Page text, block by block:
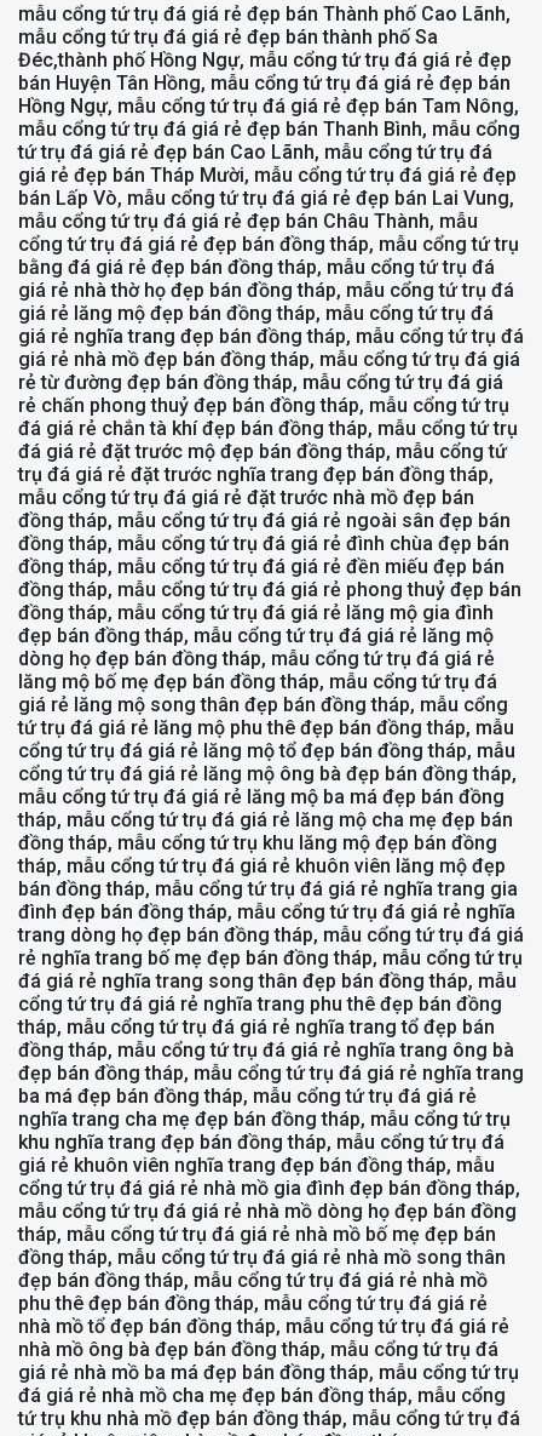
mẫu cổng tứ trụ đá giá rẻ đẹp bán Thành phố Cao Lãnh,
mẫu cổng tứ trụ đá giá rẻ đẹp bán thành phố Sa
Đéc,thành phố Hồng Ngự, mẫu cổng tứ trụ đá giá rẻ đẹp
bán Huyện Tân Hồng, mẫu cổng tứ trụ đá giá rẻ đẹp bán
Hồng Ngự, mẫu cổng tứ trụ đá giá rẻ đẹp bán Tam Nông,
mẫu cổng tứ trụ đá giá rẻ đẹp bán Thanh Bình, mẫu cổng
tứ trụ đá giá rẻ đẹp bán Cao Lãnh, mẫu cổng tứ trụ đá
giá rẻ đẹp bán Tháp Mười, mẫu cổng tứ trụ đá giá rẻ đẹp
bán Lấp Vò, mẫu cổng tứ trụ đá giá rẻ đẹp bán Lai Vung,
mẫu cổng tứ trụ đá giá rẻ đẹp bán Châu Thành, mẫu
cổng tứ trụ đá giá rẻ đẹp bán đồng tháp, mẫu cổng tứ trụ
bằng đá giá rẻ đẹp bán đồng tháp, mẫu cổng tứ trụ đá
giá rẻ nhà thờ họ đẹp bán đồng tháp, mẫu cổng tứ trụ đá
giá rẻ lăng mộ đẹp bán đồng tháp, mẫu cổng tứ trụ đá
giá rẻ nghĩa trang đẹp bán đồng tháp, mẫu cổng tứ trụ đá
giá rẻ nhà mồ đẹp bán đồng tháp, mẫu cổng tứ trụ đá giá
rẻ từ đường đẹp bán đồng tháp, mẫu cổng tứ trụ đá giá
rẻ chấn phong thuỷ đẹp bán đồng tháp, mẫu cổng tứ trụ
đá giá rẻ chắn tà khí đẹp bán đồng tháp, mẫu cổng tứ trụ
đá giá rẻ đặt trước mộ đẹp bán đồng tháp, mẫu cổng tứ
trụ đá giá rẻ đặt trước nghĩa trang đẹp bán đồng tháp,
mẫu cổng tứ trụ đá giá rẻ đặt trước nhà mồ đẹp bán
đồng tháp, mẫu cổng tứ trụ đá giá rẻ ngoài sân đẹp bán
đồng tháp, mẫu cổng tứ trụ đá giá rẻ đình chùa đẹp bán
đồng tháp, mẫu cổng tứ trụ đá giá rẻ đền miếu đẹp bán
đồng tháp, mẫu cổng tứ trụ đá giá rẻ phong thuỷ đẹp bán
đồng tháp, mẫu cổng tứ trụ đá giá rẻ lăng mộ gia đình
đẹp bán đồng tháp, mẫu cổng tứ trụ đá giá rẻ lăng mộ
dòng họ đẹp bán đồng tháp, mẫu cổng tứ trụ đá giá rẻ
lăng mộ bố mẹ đẹp bán đồng tháp, mẫu cổng tứ trụ đá
giá rẻ lăng mộ song thân đẹp bán đồng tháp, mẫu cổng
tứ trụ đá giá rẻ lăng mộ phu thê đẹp bán đồng tháp, mẫu
cổng tứ trụ đá giá rẻ lăng mộ tổ đẹp bán đồng tháp, mẫu
cổng tứ trụ đá giá rẻ lăng mộ ông bà đẹp bán đồng tháp,
mẫu cổng tứ trụ đá giá rẻ lăng mộ ba má đẹp bán đồng
tháp, mẫu cổng tứ trụ đá giá rẻ lăng mộ cha mẹ đẹp bán
đồng tháp, mẫu cổng tứ trụ khu lăng mộ đẹp bán đồng
tháp, mẫu cổng tứ trụ đá giá rẻ khuôn viên lăng mộ đẹp
bán đồng tháp, mẫu cổng tứ trụ đá giá rẻ nghĩa trang gia
đình đẹp bán đồng tháp, mẫu cổng tứ trụ đá giá rẻ nghĩa
trang dòng họ đẹp bán đồng tháp, mẫu cổng tứ trụ đá giá
rẻ nghĩa trang bố mẹ đẹp bán đồng tháp, mẫu cổng tứ trụ
đá giá rẻ nghĩa trang song thân đẹp bán đồng tháp, mẫu
cổng tứ trụ đá giá rẻ nghĩa trang phu thê đẹp bán đồng
tháp, mẫu cổng tứ trụ đá giá rẻ nghĩa trang tổ đẹp bán
đồng tháp, mẫu cổng tứ trụ đá giá rẻ nghĩa trang ông bà
đẹp bán đồng tháp, mẫu cổng tứ trụ đá giá rẻ nghĩa trang
ba má đẹp bán đồng tháp, mẫu cổng tứ trụ đá giá rẻ
nghĩa trang cha mẹ đẹp bán đồng tháp, mẫu cổng tứ trụ
khu nghĩa trang đẹp bán đồng tháp, mẫu cổng tứ trụ đá
giá rẻ khuôn viên nghĩa trang đẹp bán đồng tháp, mẫu
cổng tứ trụ đá giá rẻ nhà mồ gia đình đẹp bán đồng tháp,
mẫu cổng tứ trụ đá giá rẻ nhà mồ dòng họ đẹp bán đồng
tháp, mẫu cổng tứ trụ đá giá rẻ nhà mồ bố mẹ đẹp bán
đồng tháp, mẫu cổng tứ trụ đá giá rẻ nhà mồ song thân
đẹp bán đồng tháp, mẫu cổng tứ trụ đá giá rẻ nhà mồ
phu thê đẹp bán đồng tháp, mẫu cổng tứ trụ đá giá rẻ
nhà mồ tổ đẹp bán đồng tháp, mẫu cổng tứ trụ đá giá rẻ
nhà mồ ông bà đẹp bán đồng tháp, mẫu cổng tứ trụ đá
giá rẻ nhà mồ ba má đẹp bán đồng tháp, mẫu cổng tứ trụ
đá giá rẻ nhà mồ cha mẹ đẹp bán đồng tháp, mẫu cổng
tứ trụ khu nhà mồ đẹp bán đồng tháp, mẫu cổng tứ trụ đá